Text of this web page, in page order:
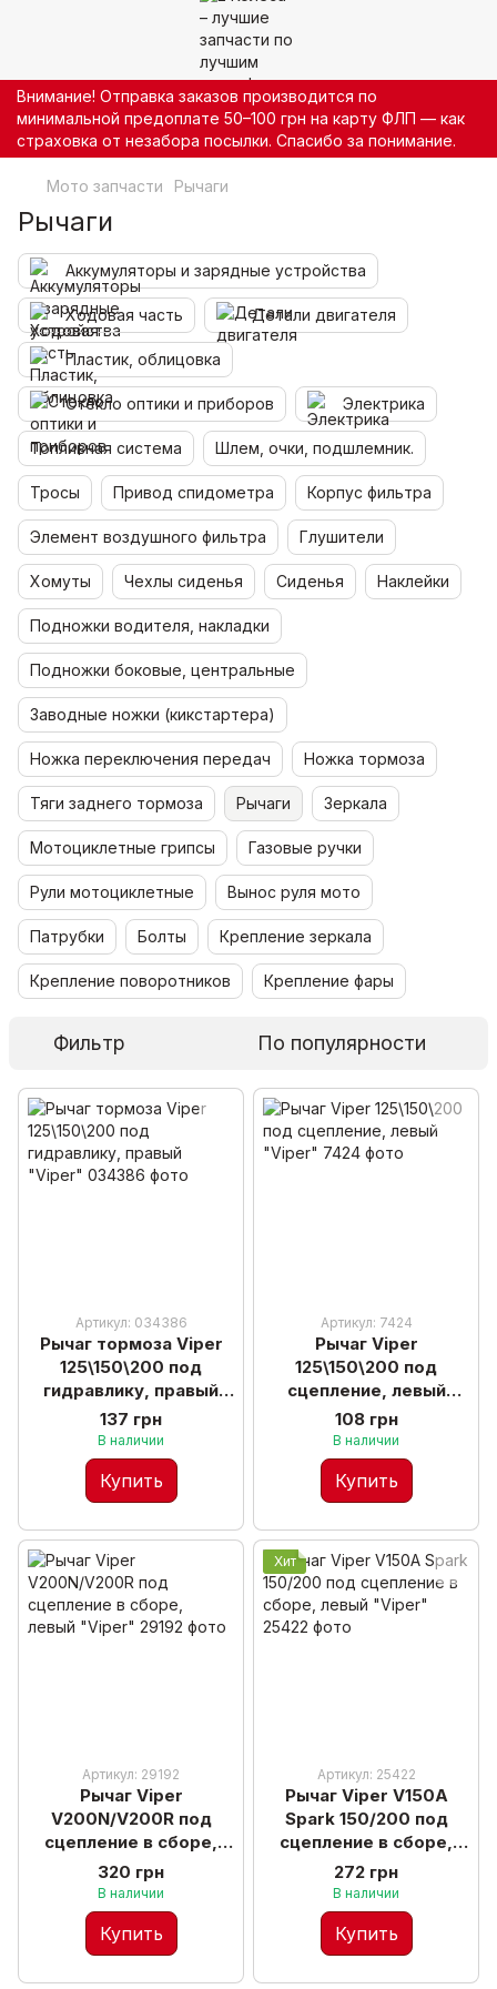
Внимание! Отправка заказов производится по
минимальной предоплате 50–100 грн на карту ФЛП — как
страховка от незабора посылки. Спасибо за понимание.
Мото запчасти Рычаги
Рычаги
Аккумуляторы и зарядные устройства
Ходовая часть Детали двигателя
Пластик, облицовка
Стекло оптики и приборов Электрика
Топливная система Шлем, очки, подшлемник.
Тросы Привод спидометра Корпус фильтра
Элемент воздушного фильтра Глушители
Хомуты Чехлы сиденья Сиденья Наклейки
Подножки водителя, накладки
Подножки боковые, центральные
Заводные ножки (кикстартера)
Ножка переключения передач Ножка тормоза
Тяги заднего тормоза Рычаги Зеркала
Мотоциклетные грипсы Газовые ручки
Рули мотоциклетные Вынос руля мото
Патрубки Болты Крепление зеркала
Крепление поворотников Крепление фары
Фильтр По популярности
Артикул: 034386
Рычаг тормоза Viper
125\150\200 под
гидравлику, правый
"Viper"
137 грн
В наличии
Купить
Артикул: 7424
Рычаг Viper
125\150\200 под
сцепление, левый
"Viper"
108 грн
В наличии
Купить
Артикул: 29192
Рычаг Viper
V200N/V200R под
сцепление в сборе,
левый "Viper"
320 грн
В наличии
Купить
Хит
Артикул: 25422
Рычаг Viper V150A
Spark 150/200 под
сцепление в сборе,
левый "Viper"
272 грн
В наличии
Купить